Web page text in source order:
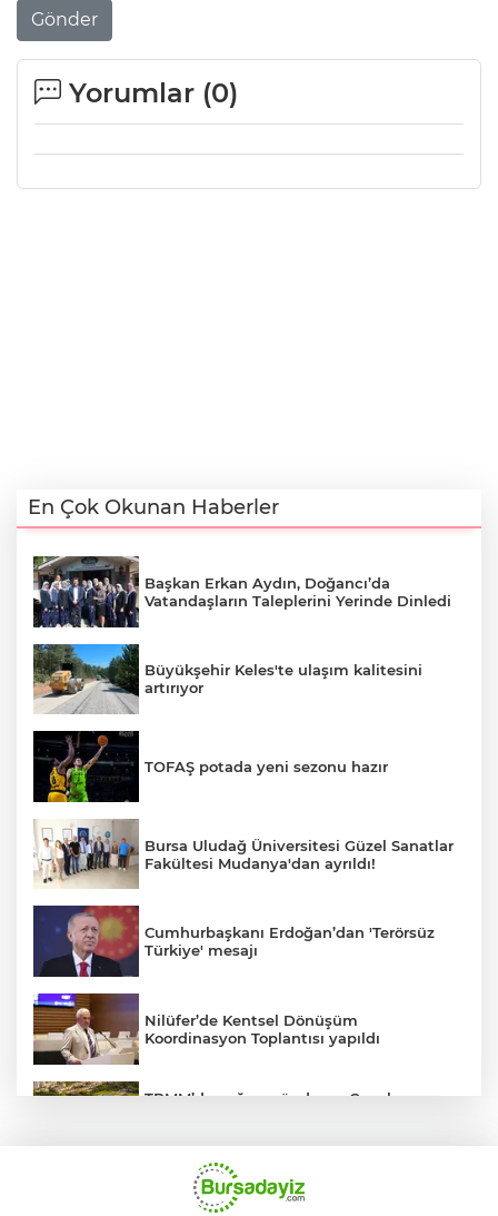
Gönder
Yorumlar (0)
En Çok Okunan Haberler
Başkan Erkan Aydın, Doğancı’da
Vatandaşların Taleplerini Yerinde Dinledi
Büyükşehir Keles'te ulaşım kalitesini
artırıyor
TOFAŞ potada yeni sezonu hazır
Bursa Uludağ Üniversitesi Güzel Sanatlar
Fakültesi Mudanya'dan ayrıldı!
Cumhurbaşkanı Erdoğan’dan 'Terörsüz
Türkiye' mesajı
Nilüfer’de Kentsel Dönüşüm
Koordinasyon Toplantısı yapıldı
TBMM’de yoğun gündem... Çocuk
BUSKİ'den su tarifeleri açıklaması... Aylık
güncelleme yeni zam uygulaması değil